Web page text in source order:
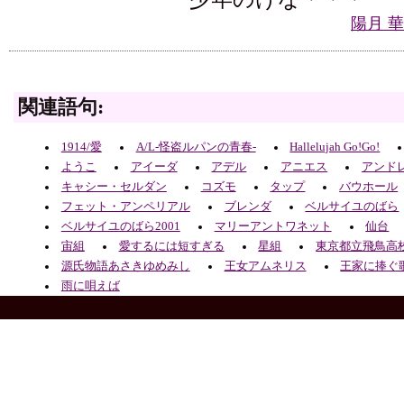
陽月
関連語句:
1914/愛 A/L-怪盗ルパンの青春-
Hallelujah Go!Go!
ようこ
アイーダ アデル アニエス
アンド
キャシー・セルダン
コズモ タップ
バウホール
フェット・アンペリアル
ブレンダ
ベルサイユのばら
ベルサイユのばら2001
マリーアントワネット
仙台
宙組
愛するには短すぎる 星組
東京都立飛鳥高
源氏物語あさきゆめみし
王女アムネリス
王家に捧ぐ
雨に唄えば